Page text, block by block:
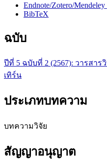
Endnote/Zotero/
BibTeX
ฉบับ
ปีที่ 5 ฉบับที่ 2 (2567): วารสา
เทิร์น
ประเภทบทความ
บทความวิจัย
สัญญาอนุญาต